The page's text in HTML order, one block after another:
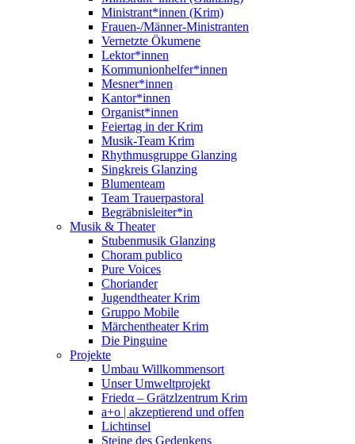
Ministrant*innen (Krim)
Frauen-/Männer-Ministranten
Vernetzte Ökumene
Lektor*innen
Kommunionhelfer*innen
Mesner*innen
Kantor*innen
Organist*innen
Feiertag in der Krim
Musik-Team Krim
Rhythmusgruppe Glanzing
Singkreis Glanzing
Blumenteam
Team Trauerpastoral
Begräbnisleiter*in
Musik & Theater
Stubenmusik Glanzing
Choram publico
Pure Voices
Choriander
Jugendtheater Krim
Gruppo Mobile
Märchentheater Krim
Die Pinguine
Projekte
Umbau Willkommensort
Unser Umweltprojekt
Friedα – Grätzlzentrum Krim
a+o | akzeptierend und offen
Lichtinsel
Steine des Gedenkens